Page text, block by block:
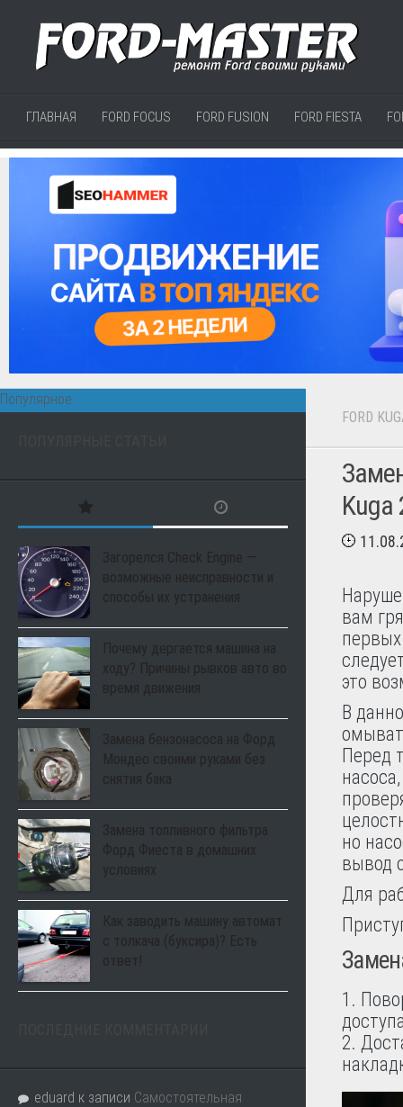
ГЛАВНАЯ FORD FOCUS FORD FUSION FORD FIESTA
FORD
Kuga
вам
это
В
Перед
но
вывод
Для
Популярное:
Загорелся Check Engine —
возможные неисправности и
способы их устранения
Почему дергается машина на
ходу? Причины рывков авто во
время движения
Замена бензонасоса на Форд
Мондео своими руками без
снятия бака
Замена топливного фильтра
Форд Фиеста в домашних
условиях
Как заводить машину автомат
с толкача (буксира)? Есть
ответ!
eduard к записи Самостоятельная